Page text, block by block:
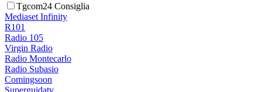
Tgcom24 Consiglia
Mediaset Infinity
R101
Radio 105
Virgin Radio
Radio Montecarlo
Radio Subasio
Comingsoon
Superguidatv